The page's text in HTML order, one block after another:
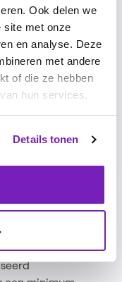
Ook delen we
site met onze
en analyse. Deze
met andere
of die ze hebben
hun services.
Details tonen
een software
en visie op mensen
Op de website
en gespreks
op
weer.